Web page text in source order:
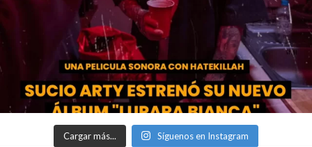
Cargar más... Síguenos en Instagram